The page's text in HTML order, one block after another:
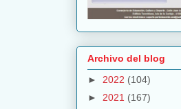
Archivo del blog
► 2022 (104)
► 2021 (167)